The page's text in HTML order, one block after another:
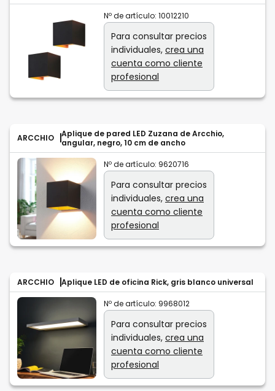
Nº de artículo: 10012210
Para consultar precios
individuales, crea una
cuenta como cliente
profesional
ARCCHIO
Aplique de pared LED Zuzana de Arcchio,
angular, negro, 10 cm de ancho
Nº de artículo: 9620716
Para consultar precios
individuales, crea una
cuenta como cliente
profesional
ARCCHIO Aplique LED de oficina Rick, gris blanco universal
Nº de artículo: 9968012
Para consultar precios
individuales, crea una
cuenta como cliente
profesional